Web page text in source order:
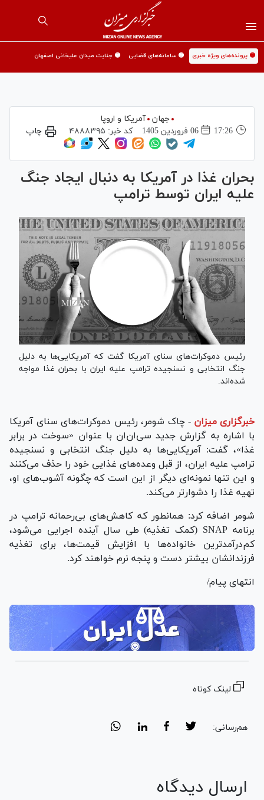
🟡 پرونده‌های ویژه خبری 🟡 سامانه‌های قضایی 🟡 جنایت میدان علیخانی اصفهان
جهان
آمریکا و اروپا
17:26
06 فروردين 1405 کد خبر: ۴۸۸۸۳۹۵ چاپ
بحران غذا در آمریکا به دنبال ایجاد جنگ
علیه ایران توسط ترامپ
رئیس دموکرات‌های سنای آمریکا گفت که آمریکایی‌ها به دلیل
جنگ انتخابی و نسنجیده ترامپ علیه ایران با بحران غذا مواجه
شده‌اند.
خبرگزاری میزان - چاک شومر، رئیس دموکرات‌های سنای آمریکا
با اشاره به گزارش جدید سی‌ان‌ان با عنوان «سوخت در برابر
غذا»، گفت: آمریکایی‌ها به دلیل جنگ انتخابی و نسنجیده
ترامپ علیه ایران، از قبل وعده‌های غذایی خود را حذف می‌کنند
و این تنها نمونه‌ای دیگر از این است که چگونه آشوب‌های او،
تهیه غذا را دشوارتر می‌کند.
شومر اضافه کرد: همانطور که کاهش‌های بی‌رحمانه ترامپ در
برنامه SNAP (کمک تغذیه) طی سال آینده اجرایی می‌شود،
کم‌درآمدترین خانواده‌ها با افزایش قیمت‌ها، برای تغذیه
فرزندانشان بیشتر دست و پنجه نرم خواهند کرد.
انتهای پیام/
لینک کوتاه
هم‌رسانی:
ارسال دیدگاه